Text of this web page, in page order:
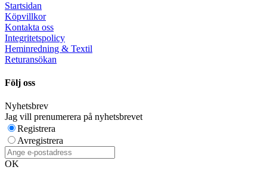
Startsidan
Köpvillkor
Kontakta oss
Integritetspolicy
Heminredning & Textil
Returansökan
Följ oss
Nyhetsbrev
Jag vill prenumerera på nyhetsbrevet
Registrera
Avregistrera
OK